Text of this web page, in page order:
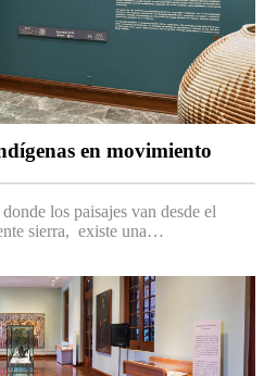
en movimiento
los paisajes van desde el
sierra, existe una…